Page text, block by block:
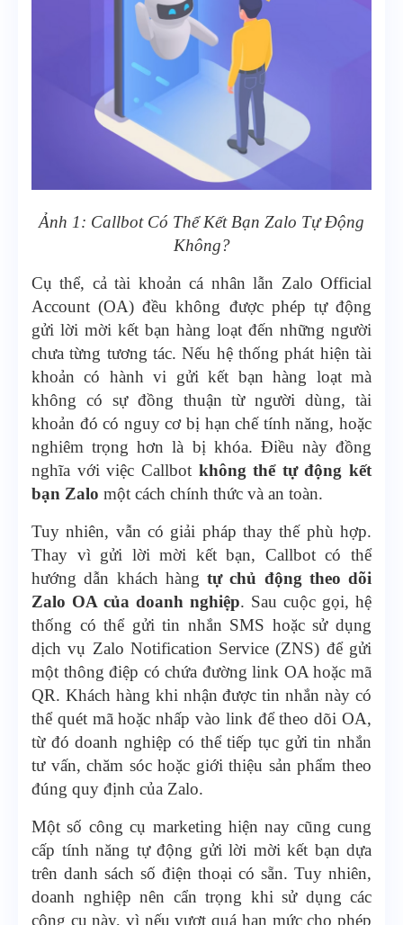
Ảnh 1: Callbot Có Thể Kết Bạn Zalo Tự Động
Không?
Cụ thể, cả tài khoản cá nhân lẫn Zalo Official
Account (OA) đều không được phép tự động
gửi lời mời kết bạn hàng loạt đến những người
chưa từng tương tác. Nếu hệ thống phát hiện tài
khoản có hành vi gửi kết bạn hàng loạt mà
không có sự đồng thuận từ người dùng, tài
khoản đó có nguy cơ bị hạn chế tính năng, hoặc
nghiêm trọng hơn là bị khóa. Điều này đồng
nghĩa với việc Callbot không thể tự động kết
bạn Zalo một cách chính thức và an toàn.
Tuy nhiên, vẫn có giải pháp thay thế phù hợp.
Thay vì gửi lời mời kết bạn, Callbot có thể
hướng dẫn khách hàng tự chủ động theo dõi
Zalo OA của doanh nghiệp. Sau cuộc gọi, hệ
thống có thể gửi tin nhắn SMS hoặc sử dụng
dịch vụ Zalo Notification Service (ZNS) để gửi
một thông điệp có chứa đường link OA hoặc mã
QR. Khách hàng khi nhận được tin nhắn này có
thể quét mã hoặc nhấp vào link để theo dõi OA,
từ đó doanh nghiệp có thể tiếp tục gửi tin nhắn
tư vấn, chăm sóc hoặc giới thiệu sản phẩm theo
đúng quy định của Zalo.
Một số công cụ marketing hiện nay cũng cung
cấp tính năng tự động gửi lời mời kết bạn dựa
trên danh sách số điện thoại có sẵn. Tuy nhiên,
doanh nghiệp nên cẩn trọng khi sử dụng các
công cụ này, vì nếu vượt quá hạn mức cho phép